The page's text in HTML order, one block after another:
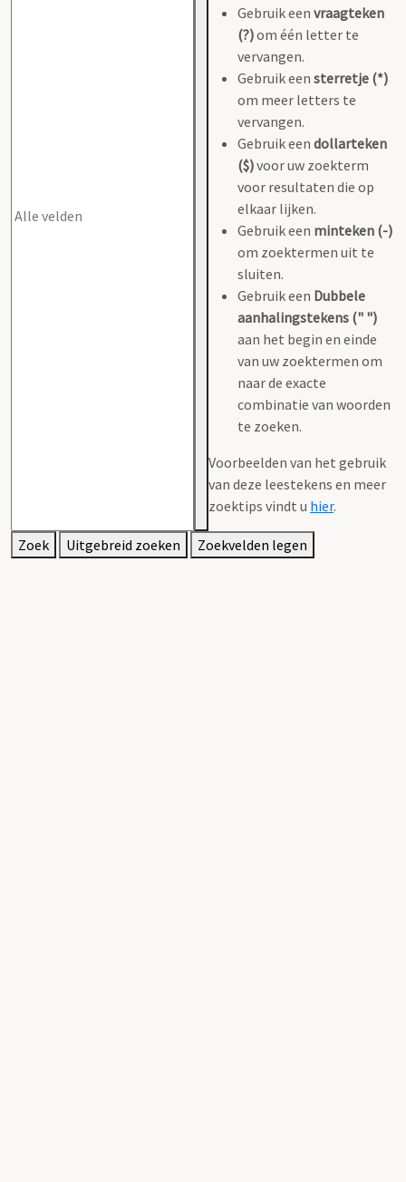
Gebruik een vraagteken
(?)om één letter te
vervangen.
Gebruik een sterretje (*)
om meer letters te
vervangen.
Gebruik een dollarteken
($)voor uw zoekterm
voor resultaten die op
elkaar lijken.
Gebruik een minteken (-)
om zoektermen uit te
sluiten.
Gebruik een Dubbele
aanhalingstekens (" ")
aan het begin en einde
van uw zoektermen om
naar de exacte
combinatie van woorden
te zoeken.
Voorbeelden van het gebruik
van deze leestekens en meer
zoektips vindt u hier.
Zoek Uitgebreid zoeken Zoekvelden legen